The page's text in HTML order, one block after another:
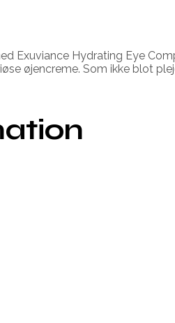
Exuviance Hydrating Eye
øjencreme. Som ikke blot